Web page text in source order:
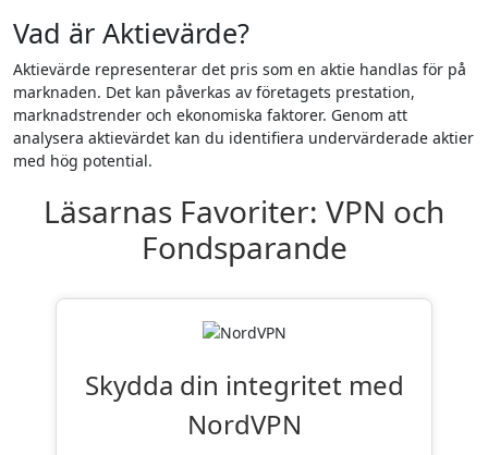
Vad är Aktievärde?
Aktievärde representerar det pris som en aktie handlas för på
marknaden. Det kan påverkas av företagets prestation,
marknadstrender och ekonomiska faktorer. Genom att
analysera aktievärdet kan du identifiera undervärderade aktier
med hög potential.
Läsarnas Favoriter: VPN och
Fondsparande
Skydda din integritet med
NordVPN